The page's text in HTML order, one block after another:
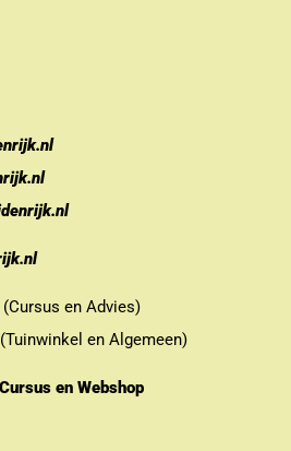
en Advies)
en Algemeen)
en Webshop